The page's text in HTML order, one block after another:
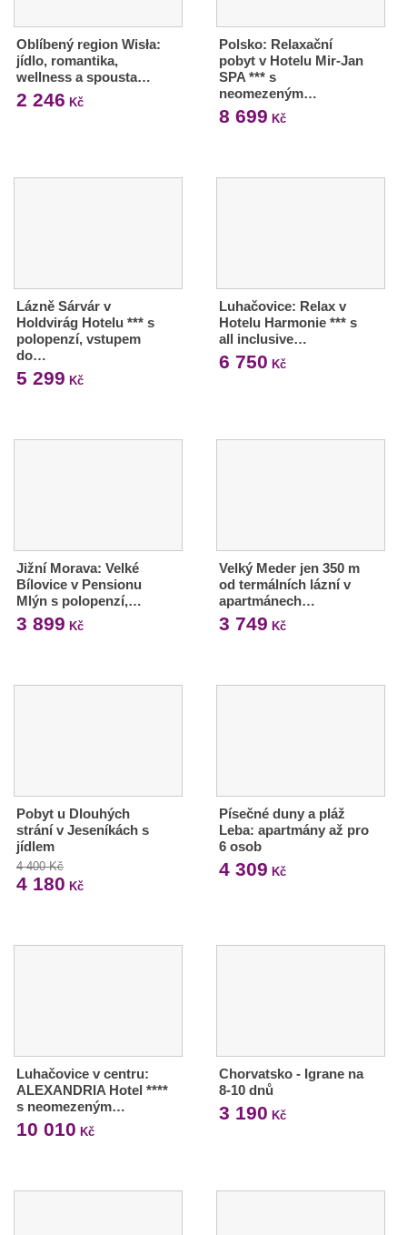
Oblíbený region Wisła:
jídlo, romantika,
wellness a spousta…
2 246 Kč
Polsko: Relaxační
pobyt v Hotelu Mir-Jan
SPA *** s
neomezeným…
8 699 Kč
Lázně Sárvár v
Holdvirág Hotelu *** s
polopenzí, vstupem
do…
5 299 Kč
Luhačovice: Relax v
Hotelu Harmonie *** s
all inclusive…
6 750 Kč
Jižní Morava: Velké
Bílovice v Pensionu
Mlýn s polopenzí,…
3 899 Kč
Velký Meder jen 350 m
od termálních lázní v
apartmánech…
3 749 Kč
Pobyt u Dlouhých
strání v Jeseníkách s
jídlem
4 400 Kč
4 180 Kč
Písečné duny a pláž
Leba: apartmány až pro
6 osob
4 309 Kč
Luhačovice v centru:
ALEXANDRIA Hotel ****
s neomezeným…
10 010 Kč
Chorvatsko - Igrane na
8-10 dnů
3 190 Kč